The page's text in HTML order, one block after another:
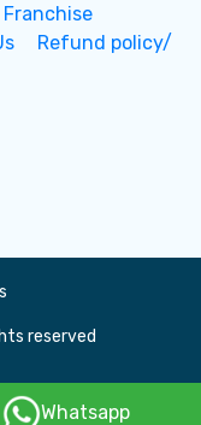
Franchise
Refund policy/
reserved
Whatsapp